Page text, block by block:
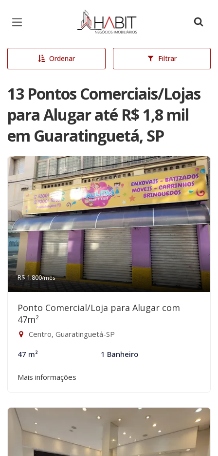
Página inicial
Ordenar Filtrar
13 Pontos Comerciais/Lojas
para Alugar até R$ 1,8 mil
em Guaratinguetá, SP
R$ 1.800/mês
Ponto Comercial/Loja para Alugar com
47m²
Centro, Guaratinguetá-SP
47 m² 1 Banheiro
Mais informações